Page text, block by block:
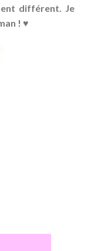
différent. Je
! ♥